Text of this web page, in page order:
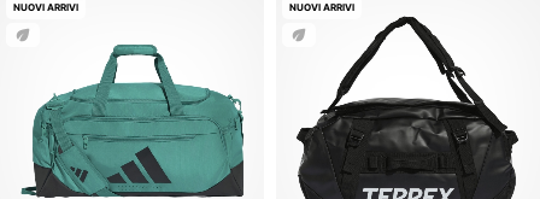
NUOVI ARRIVI NUOVI ARRIVI